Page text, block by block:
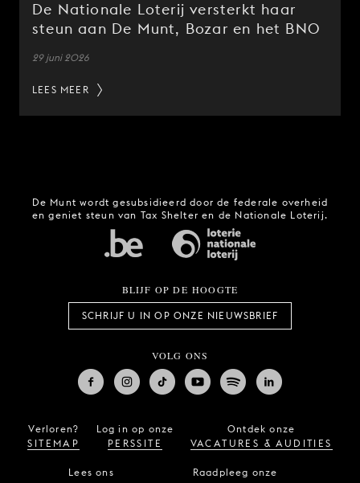
De Nationale Loterij versterkt haar
steun aan De Munt, Bozar en het BNO
29 juni 2026
LEES MEER
De Munt wordt gesubsidieerd door de federale overheid
en geniet steun van Tax Shelter en de Nationale Loterij.
BLIJF OP DE HOOGTE
SCHRIJF U IN OP ONZE NIEUWSBRIEF
VOLG ONS
Verloren?
SITEMAP
Log in op onze
PERSSITE
Ontdek onze
VACATURES & AUDITIES
Lees ons
Raadpleeg onze